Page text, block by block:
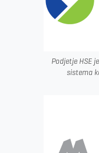
Podjetje HSE
sistema